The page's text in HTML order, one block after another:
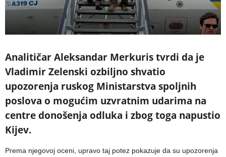
Analitičar Aleksandar Merkuris tvrdi da je
Vladimir Zelenski ozbiljno shvatio
upozorenja ruskog Ministarstva spoljnih
poslova o mogućim uzvratnim udarima na
centre donošenja odluka i zbog toga napustio
Kijev.
Prema njegovoj oceni, upravo taj potez pokazuje da su upozorenja